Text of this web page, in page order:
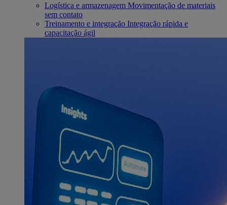
Logística e armazenagem Movimentação de materiais
sem contato
Treinamento e integração Integração rápida e
capacitação ágil